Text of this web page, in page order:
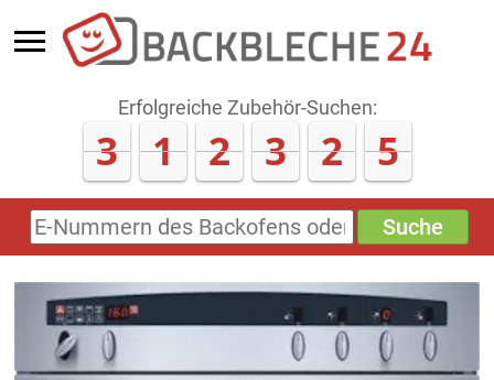
Erfolgreiche Zubehör-Suchen:
3 1 2 3 2 6
E-
Nummern
oder
Zubehörs
(keine
Sonderzeichen)
Suche